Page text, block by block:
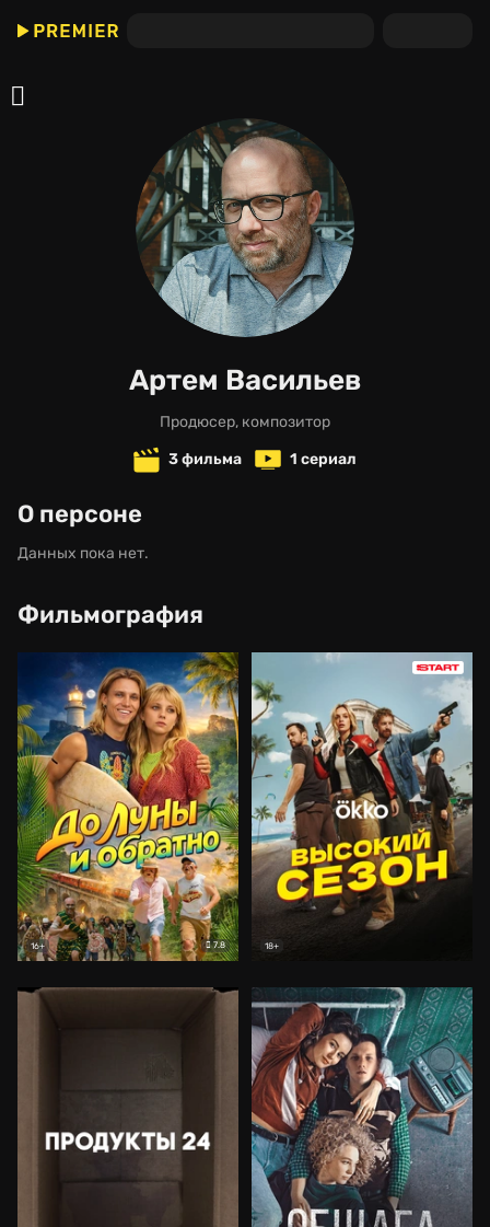
Артем Васильев
продюсер, композитор
3 фильма
1 сериал
О персоне
Данных пока нет.
Фильмография
16+ 7.8 18+